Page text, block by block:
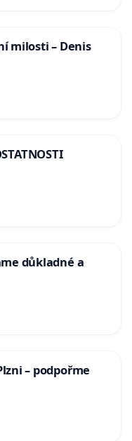
milosti – Denis
důkladné a
– podpořme